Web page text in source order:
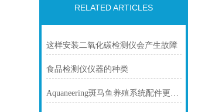
RELATED ARTICLES
这样安装二氧化碳检测仪会产生故障
食品检测仪仪器的种类
Aquaneering斑马鱼养殖系统配件更换：生物滤棉与 UV 灯更换周期